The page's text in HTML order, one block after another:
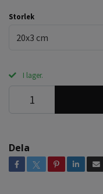
Storlek
20x3 cm
I lager.
Dela